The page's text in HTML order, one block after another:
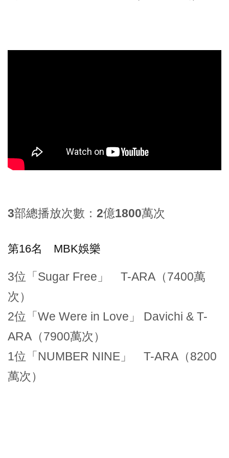
3部總播放次數：2億1800萬次
第16名 MBK娛樂
3位「Sugar Free」 T-ARA（7400萬
次）
2位「We Were in Love」 Davichi & T-
ARA（7900萬次）
1位「NUMBER NINE」 T-ARA（8200
萬次）